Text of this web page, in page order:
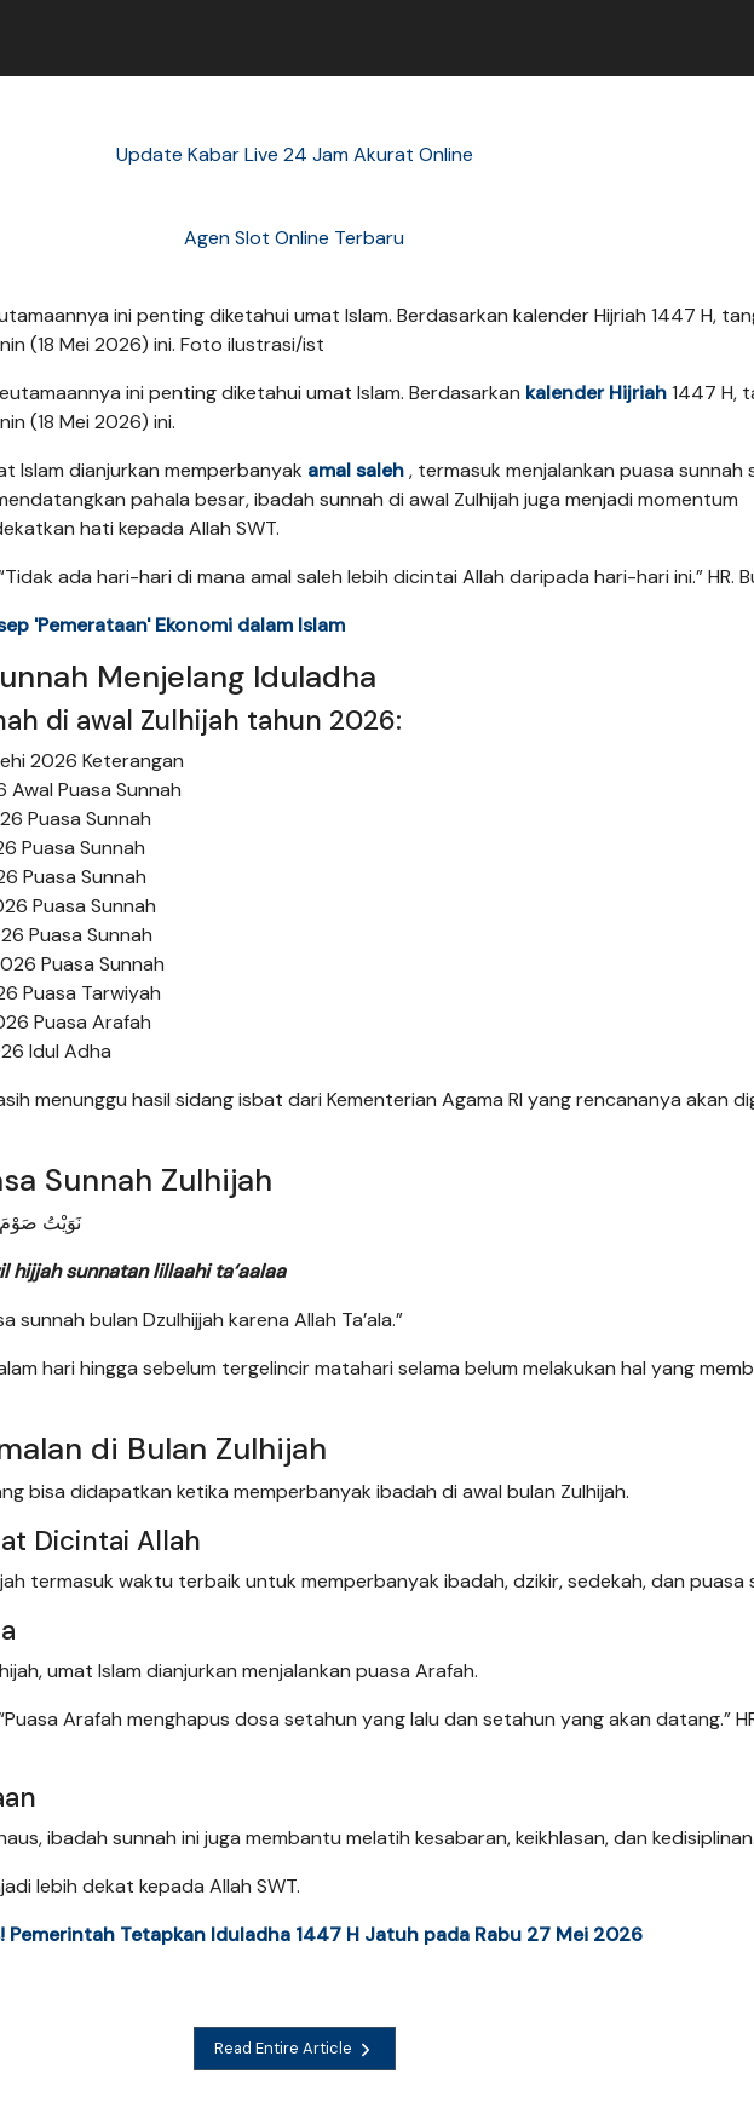
Update Kabar Live 24 Jam Akurat Online
Agen Slot Online Terbaru
ini penting diketahui umat Islam. Berdasarkan kalender Hijriah 1447 H,
(18 Mei 2026) ini. Foto ilustrasi/ist
ini penting diketahui umat Islam. Berdasarkan kalender Hijriah1447 H,
(18 Mei 2026) ini.
Islam dianjurkan memperbanyak amal saleh, termasuk menjalankan puasa sunnah
pahala besar, ibadah sunnah di awal Zulhijah juga menjadi momentum
hati kepada Allah SWT.
ada hari-hari di mana amal saleh lebih dicintai Allah daripada hari-hari ini.” HR.
'Pemerataan' Ekonomi dalam Islam
Menjelang Iduladha
di awal Zulhijah tahun 2026:
2026 Keterangan
Awal Puasa Sunnah
Puasa Sunnah
Puasa Sunnah
Puasa Sunnah
Puasa Sunnah
Puasa Sunnah
Puasa Sunnah
Puasa Tarwiyah
Puasa Arafah
Idul Adha
menunggu hasil sidang isbat dari Kementerian Agama RI yang rencananya akan
Sunnah Zulhijah
نَوَيْتُ صَوْمَ
hijjah sunnatan lillaahi ta‘aalaa
sunnah bulan Dzulhijjah karena Allah Ta’ala.”
hari hingga sebelum tergelincir matahari selama belum melakukan hal yang
di Bulan Zulhijah
bisa didapatkan ketika memperbanyak ibadah di awal bulan Zulhijah.
Dicintai Allah
termasuk waktu terbaik untuk memperbanyak ibadah, dzikir, sedekah, dan puasa
umat Islam dianjurkan menjalankan puasa Arafah.
Arafah menghapus dosa setahun yang lalu dan setahun yang akan datang.”
ibadah sunnah ini juga membantu melatih kesabaran, keikhlasan, dan
lebih dekat kepada Allah SWT.
Pemerintah Tetapkan Iduladha 1447 H Jatuh pada Rabu 27 Mei 2026
Read Entire Article